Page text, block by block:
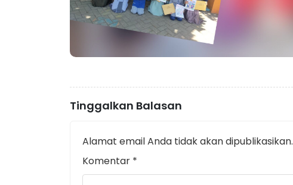
Tinggalkan Balasan
Alamat email Anda tidak akan dipublikasikan.
Komentar *